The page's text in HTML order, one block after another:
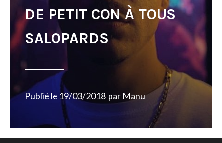
DE PETIT CON À TOUS
SALOPARDS
Publié le 19/03/2018 par Manu